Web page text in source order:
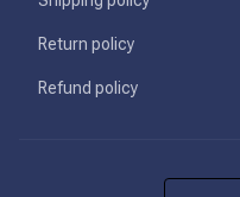
Return policy
Refund policy